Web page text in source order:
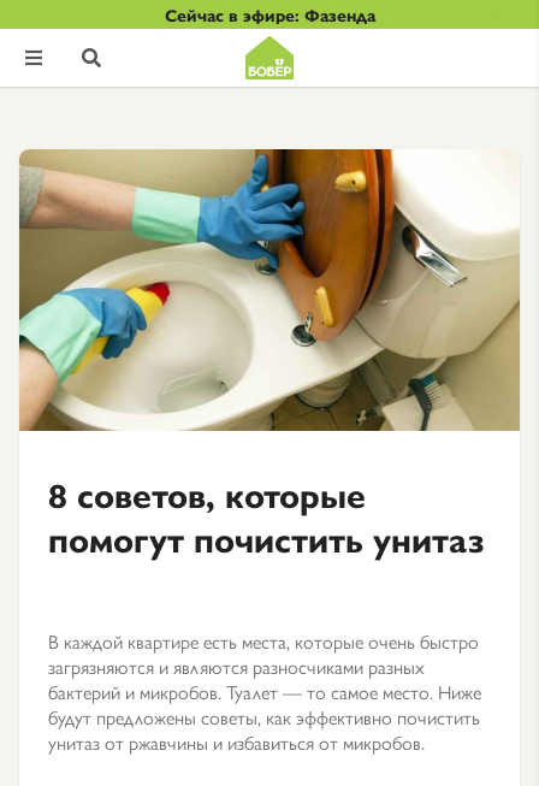
Сейчас в эфире: Фазенда
 
8 советов, которые
помогут почистить унитаз
В каждой квартире есть места, которые очень быстро
загрязняются и являются разносчиками разных
бактерий и микробов. Туалет — то самое место. Ниже
будут предложены советы, как эффективно почистить
унитаз от ржавчины и избавиться от микробов.